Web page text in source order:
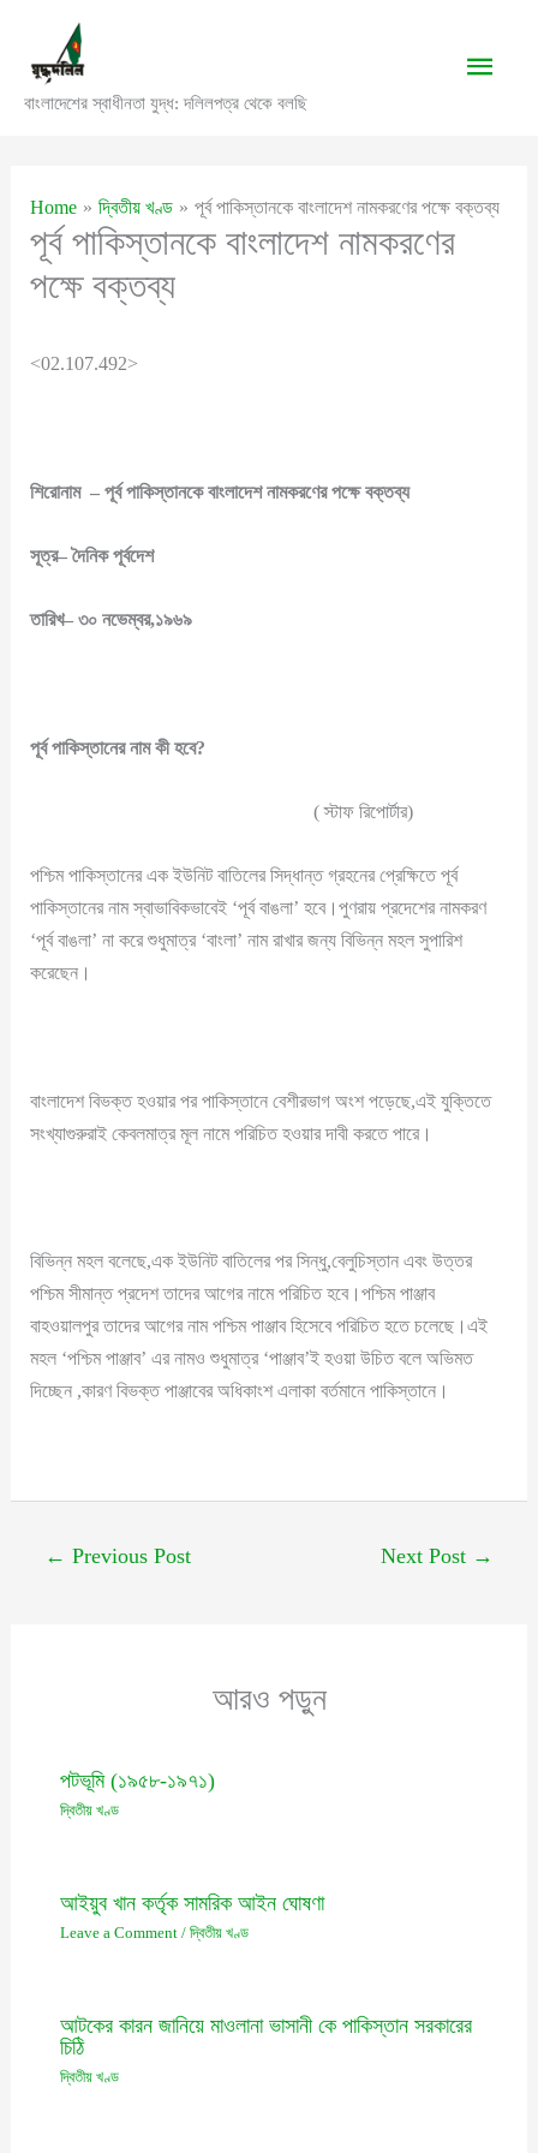
content
বাংলাদেশের স্বাধীনতা যুদ্ধ: দলিলপত্র থেকে বলছি
Main
Home দ্বিতীয় খণ্ড পূর্ব পাকিস্তানকে বাংলাদেশ নামকরণের পক্ষে বক্তব্য
পূর্ব পাকিস্তানকে বাংলাদেশ নামকরণের
পক্ষে বক্তব্য
<02.107.492>
শিরোনাম–পূর্ব পাকিস্তানকে বাংলাদেশ নামকরণের পক্ষে বক্তব্য
সূত্র–দৈনিক পূর্বদেশ
তারিখ–৩০ নভেম্বর,১৯৬৯
পূর্ব পাকিস্তানের নাম কী হবে?
( স্টাফ রিপোর্টার)
পশ্চিম পাকিস্তানের এক ইউনিট বাতিলের সিদ্ধান্ত গ্রহনের প্রেক্ষিতে পূর্ব
পাকিস্তানের নাম স্বাভাবিকভাবেই ‘পূর্ব বাঙলা’ হবে।পুণরায় প্রদেশের নামকরণ
‘পূর্ব বাঙলা’ না করে শুধুমাত্র ‘বাংলা’ নাম রাখার জন্য বিভিন্ন মহল সুপারিশ
করেছেন।
বাংলাদেশ বিভক্ত হওয়ার পর পাকিস্তানে বেশীরভাগ অংশ পড়েছে,এই যুক্তিতে
সংখ্যাগুরুরাই কেবলমাত্র মূল নামে পরিচিত হওয়ার দাবী করতে পারে।
বিভিন্ন মহল বলেছে,এক ইউনিট বাতিলের পর সিন্ধু,বেলুচিস্তান এবং উত্তর
পশ্চিম সীমান্ত প্রদেশ তাদের আগের নামে পরিচিত হবে।পশ্চিম পাঞ্জাব
বাহওয়ালপুর তাদের আগের নাম পশ্চিম পাঞ্জাব হিসেবে পরিচিত হতে চলেছে।এই
মহল ‘পশ্চিম পাঞ্জাব’ এর নামও শুধুমাত্র ‘পাঞ্জাব’ই হওয়া উচিত বলে অভিমত
দিচ্ছেন ,কারণ বিভক্ত পাঞ্জাবের অধিকাংশ এলাকা বর্তমানে পাকিস্তানে।
← Previous Post Next Post →
আরও পড়ুন
পটভূমি (১৯৫৮-১৯৭১)
দ্বিতীয় খণ্ড
আইয়ুব খান কর্তৃক সামরিক আইন ঘোষণা
Leave a Comment / দ্বিতীয় খণ্ড
আটকের কারন জানিয়ে মাওলানা ভাসানী কে পাকিস্তান সরকারের
চিঠি
দ্বিতীয় খণ্ড